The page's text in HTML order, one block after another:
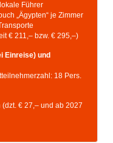
Führer
„Ägypten“ je Zimmer
€ 211,– bzw. € 295,–)
Einreise) und
18 Pers.
€ 27,– und ab 2027